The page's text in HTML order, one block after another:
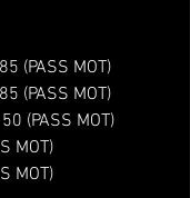
(PASS MOT)
(PASS MOT)
(PASS MOT)
MOT)
MOT)